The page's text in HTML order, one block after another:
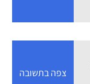
צפה בתשובה